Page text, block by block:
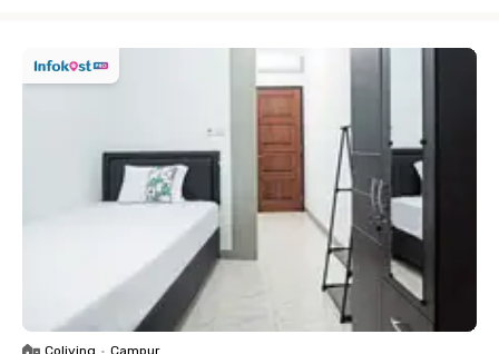
Coliving • Campur